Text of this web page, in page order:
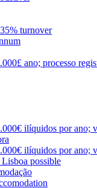
turnover
ano; processo
ilíquidos por ano;
ilíquidos por ano;
possible